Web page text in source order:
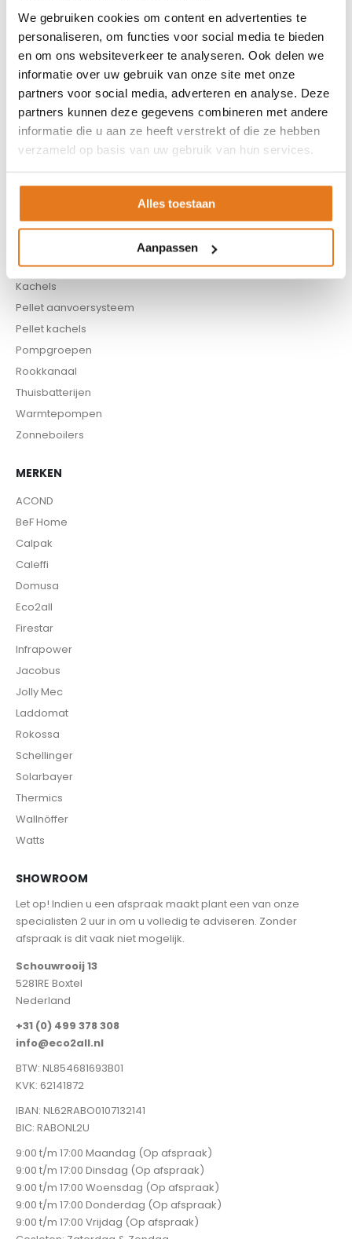
We gebruiken cookies om content en advertenties te
personaliseren, om functies voor social media te bieden
en om ons websiteverkeer te analyseren. Ook delen we
informatie over uw gebruik van onze site met onze
partners voor social media, adverteren en analyse. Deze
partners kunnen deze gegevens combineren met andere
informatie die u aan ze heeft verstrekt of die ze hebben
verzameld op basis van uw gebruik van hun services.
Alles toestaan
Aanpassen
ASSORTIMENT
Appendages
Biomassa ketels
Boilers
CV pellet kachels
Hoge temperatuur warmtepomp
Kachels
Pellet aanvoersysteem
Pellet kachels
Pompgroepen
Rookkanaal
Thuisbatterijen
Warmtepompen
Zonneboilers
MERKEN
ACOND
BeF Home
Calpak
Caleffi
Domusa
Eco2all
Firestar
Infrapower
Jacobus
Jolly Mec
Laddomat
Rokossa
Schellinger
Solarbayer
Thermics
Wallnöffer
Watts
SHOWROOM
Let op! Indien u een afspraak maakt plant een van onze
specialisten 2 uur in om u volledig te adviseren. Zonder
afspraak is dit vaak niet mogelijk.
Schouwrooij 13
5281RE Boxtel
Nederland
+31 (0) 499 378 308
info@eco2all.nl
BTW: NL854681693B01
KVK: 62141872
IBAN: NL62RABO0107132141
BIC: RABONL2U
9:00 t/m 17:00 Maandag (Op afspraak)
9:00 t/m 17:00 Dinsdag (Op afspraak)
9:00 t/m 17:00 Woensdag (Op afspraak)
9:00 t/m 17:00 Donderdag (Op afspraak)
9:00 t/m 17:00 Vrijdag (Op afspraak)